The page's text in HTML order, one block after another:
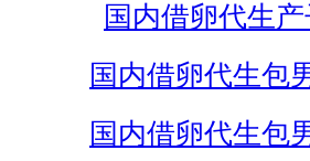
国内借卵代生
国内借卵代生包
国内借卵代生包